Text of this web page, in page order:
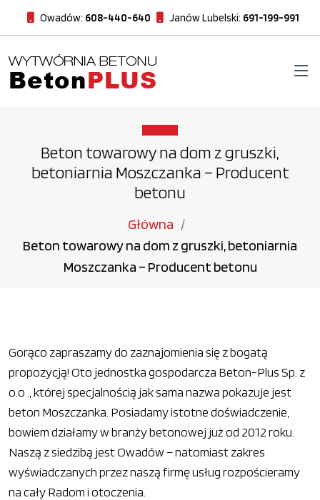
Owadów: 608-440-640 Janów Lubelski: 691-199-991
Beton towarowy na dom z gruszki,
betoniarnia Moszczanka – Producent
betonu
Główna
Beton towarowy na dom z gruszki, betoniarnia
Moszczanka – Producent betonu
Gorąco zapraszamy do zaznajomienia się z bogatą
propozycją! Oto jednostka gospodarcza Beton-Plus Sp. z
o.o ., której specjalnością jak sama nazwa pokazuje jest
beton Moszczanka. Posiadamy istotne doświadczenie,
bowiem działamy w branży betonowej już od 2012 roku.
Naszą z siedzibą jest Owadów – natomiast zakres
wyświadczanych przez naszą firmę usług rozpościeramy
na cały Radom i otoczenia.